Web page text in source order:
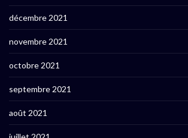
décembre 2021
novembre 2021
octobre 2021
septembre 2021
août 2021